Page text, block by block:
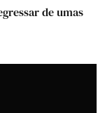
de umas